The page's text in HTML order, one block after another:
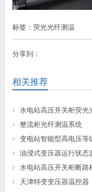
标签： 荧光光纤测温
分享到：
相关推荐
水电站高压开关柜荧光
整流柜光纤测温系统
油浸式变压器运行状态
水电站高压开关柜断路
天津特变变压器温控器